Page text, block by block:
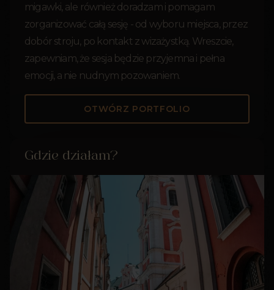
migawki, ale również doradzam i pomagam
zorganizować całą sesję - od wyboru miejsca, przez
dobór stroju, po kontakt z wizażystką. Wreszcie,
zapewniam, że sesja będzie przyjemna i pełna
emocji, a nie nudnym pozowaniem.
OTWÓRZ PORTFOLIO
Gdzie działam?